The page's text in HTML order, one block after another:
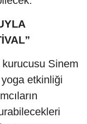
kurucusu Sinem
etkinliği